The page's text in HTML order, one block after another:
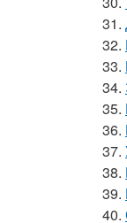
31.
32.
33.
34.
35.
36.
37.
38.
39.
40.